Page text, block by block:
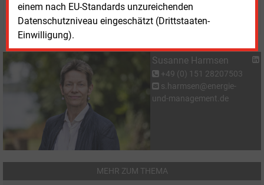
einem nach EU-Standards unzureichenden
Datenschutzniveau eingeschätzt (Drittstaaten-
Einwilligung).
© 2026 Energie & Management GmbH
Susanne Harmsen
+49 (0) 151 28207503
s.harmsen@energie-
und-management.de
MEHR ZUM THEMA